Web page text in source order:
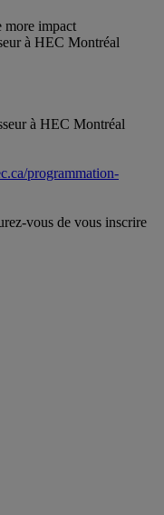
more impact
à HEC Montréal
à HEC Montréal
programmation-
vous de vous inscrire